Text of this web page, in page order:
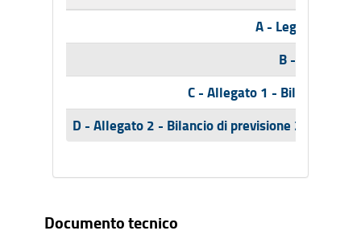
A - Legge
B - Tabelle
C - Allegato 1 - Bilancio
D - Allegato 2 - Bilancio di previsione 2015-
Documento tecnico